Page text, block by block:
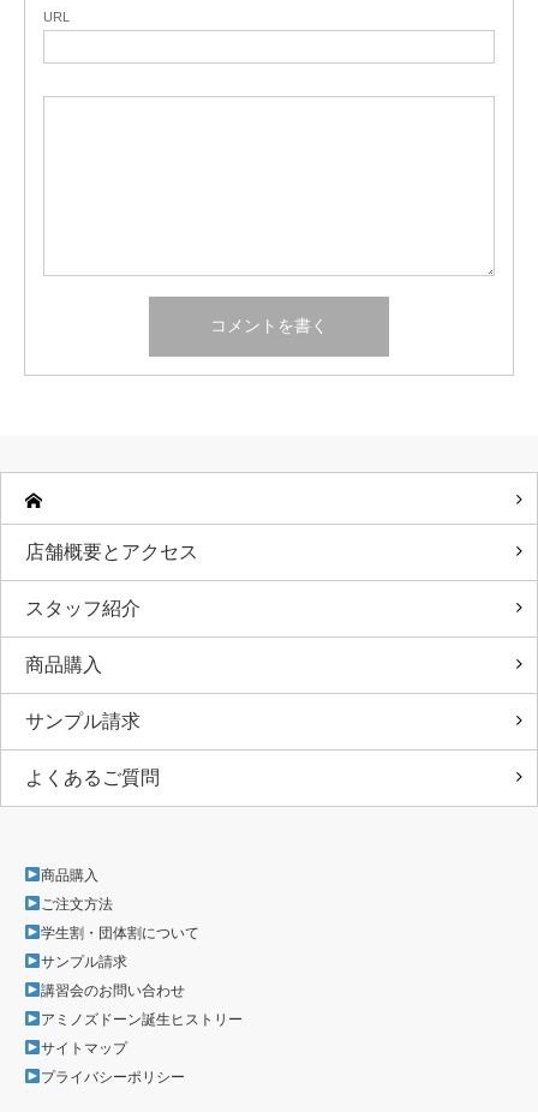
URL
店舗概要とアクセス
スタッフ紹介
商品購入
サンプル請求
よくあるご質問
商品購入
ご注文方法
学生割・団体割について
サンプル請求
講習会のお問い合わせ
アミノズドーン誕生ヒストリー
サイトマップ
プライバシーポリシー